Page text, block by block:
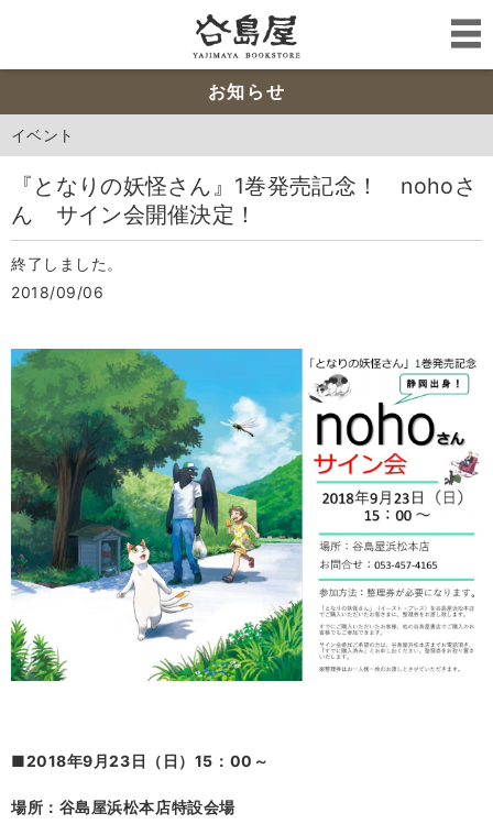
お知らせ
イベント
『となりの妖怪さん』1巻発売記念！ nohoさ
ん サイン会開催決定！
終了しました。
2018/09/06
■2018年9月23日（日）15：00～
場所：谷島屋浜松本店特設会場